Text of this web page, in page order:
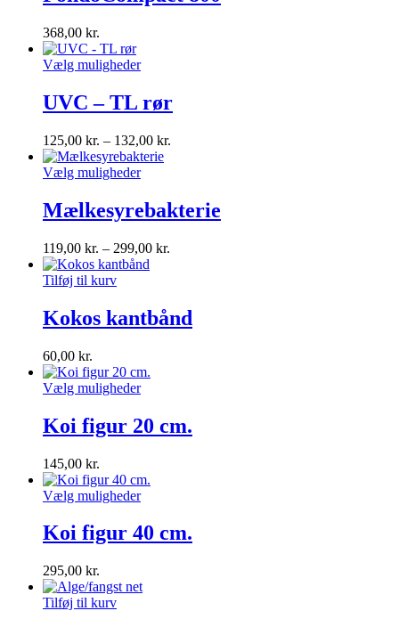
368,00 kr.
Vælg muligheder
UVC – TL rør
125,00 kr. – 132,00 kr.
Vælg muligheder
Mælkesyrebakterie
119,00 kr. – 299,00 kr.
Tilføj til kurv
Kokos kantbånd
60,00 kr.
Vælg muligheder
Koi figur 20 cm.
145,00 kr.
Vælg muligheder
Koi figur 40 cm.
295,00 kr.
Tilføj til kurv